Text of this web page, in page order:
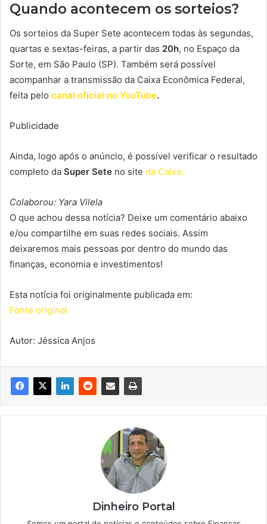
Quando acontecem os sorteios?
Os sorteios da Super Sete acontecem todas às segundas,
quartas e sextas-feiras, a partir das 20h, no Espaço da
Sorte, em São Paulo (SP). Também será possível
acompanhar a transmissão da Caixa Econômica Federal,
feita pelo canal oficial no YouTube.
Publicidade
Ainda, logo após o anúncio, é possível verificar o resultado
completo da Super Sete no site da Caixa.
Colaborou: Yara Vilela
O que achou dessa notícia? Deixe um comentário abaixo
e/ou compartilhe em suas redes sociais. Assim
deixaremos mais pessoas por dentro do mundo das
finanças, economia e investimentos!
Esta notícia foi originalmente publicada em:
Fonte original
Autor: Jéssica Anjos
Dinheiro Portal